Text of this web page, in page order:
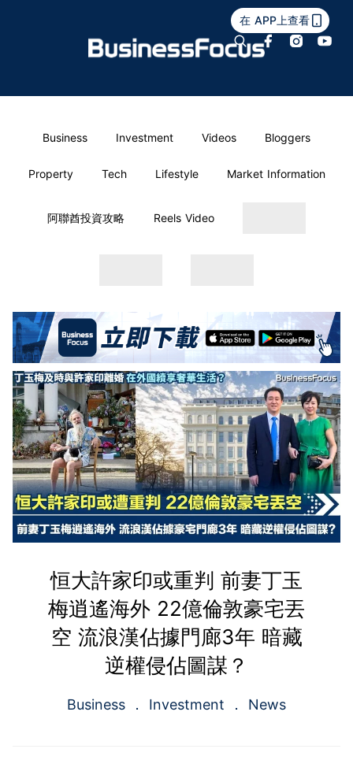
在 APP上查看
Business Investment Videos Bloggers
Property Tech Lifestyle Market Information
阿聯酋投資攻略 Reels Video
恒大許家印或重判 前妻丁玉
梅逍遙海外 22億倫敦豪宅丟
空 流浪漢佔據門廊3年 暗藏
逆權侵佔圖謀？
Business Investment News